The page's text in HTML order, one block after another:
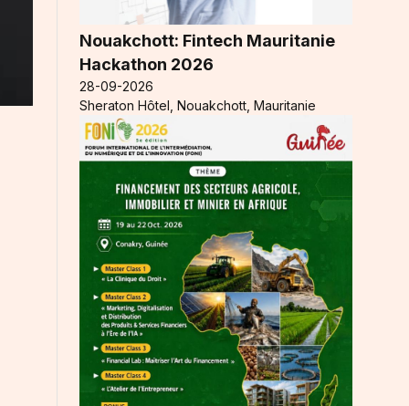
Nouakchott: Fintech Mauritanie
Hackathon 2026
28-09-2026
Sheraton Hôtel, Nouakchott, Mauritanie